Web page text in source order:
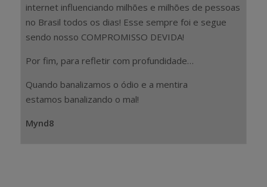
internet influenciando milhões e milhões de pessoas
no Brasil todos os dias! Esse sempre foi e segue
sendo nosso COMPROMISSO DEVIDA!
Por fim, para refletir com profundidade…
Quando banalizamos o ódio e a mentira
estamos banalizando o mal!
Mynd8